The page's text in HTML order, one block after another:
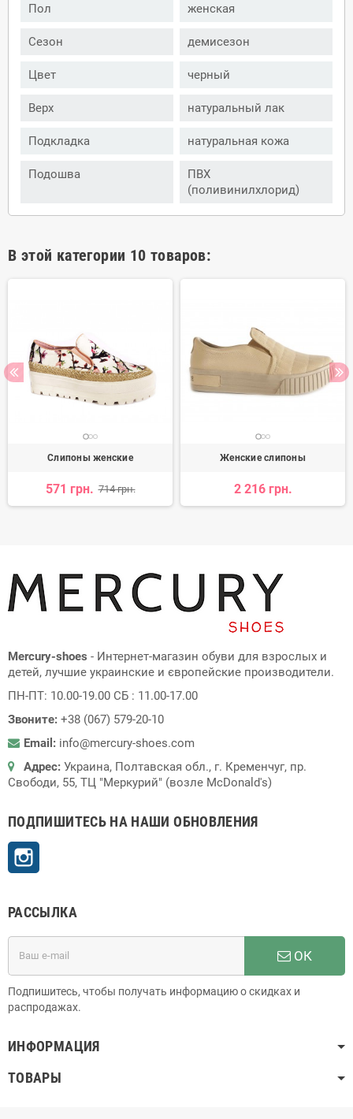
Пол женская
Сезон демисезон
Цвет черный
Верх натуральный лак
Подкладка натуральная кожа
Подошва
ПВХ
(поливинилхлорид)
В этой категории 10 товаров:
Слипоны женские
571 грн. 714 грн.
Женские слипоны
2 216 грн.
Mercury-shoes - Интернет-магазин обуви для взрослых и
детей, лучшие украинские и європейские производители.
ПН-ПТ: 10.00-19.00 СБ : 11.00-17.00
Звоните: +38 (067) 579-20-10
Email: info@mercury-shoes.com
Адрес: Украина, Полтавская обл., г. Кременчуг, пр.
Свободи, 55, ТЦ "Меркурий" (возле McDonald's)
ПОДПИШИТЕСЬ НА НАШИ ОБНОВЛЕНИЯ
РАССЫЛКА
ОК
Подпишитесь, чтобы получать информацию о скидках и
распродажах.
ИНФОРМАЦИЯ
ТОВАРЫ